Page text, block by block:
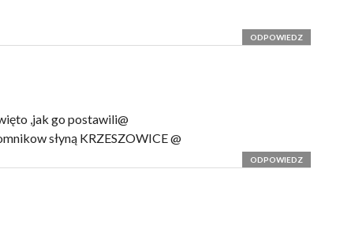
ODPOWIEDZ
,jak go postawili@
słyną KRZESZOWICE @
ODPOWIEDZ